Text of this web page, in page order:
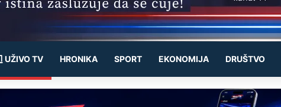
UŽIVO TV HRONIKA SPORT EKONOMIJA DRUŠTVO